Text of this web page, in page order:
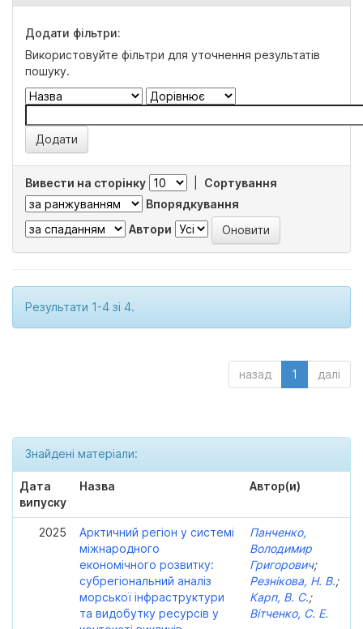
Додати фільтри:
Використовуйте фільтри для уточнення результатів
пошуку.
Вивести на сторінку
Сортування
Впорядкування
Автори
Результати 1-4 зі 4.
назад 1 далі
Знайдені матеріали:
Дата
випуску
Назва Автор(и)
2025
Арктичний регіон у системі
міжнародного
економічного розвитку:
субрегіональний аналіз
морської інфраструктури
та видобутку ресурсів у
Панченко,
Володимир
Григорович;
Резнікова, Н. В.;
Карп, В. С.;
Вітченко, С. Е.